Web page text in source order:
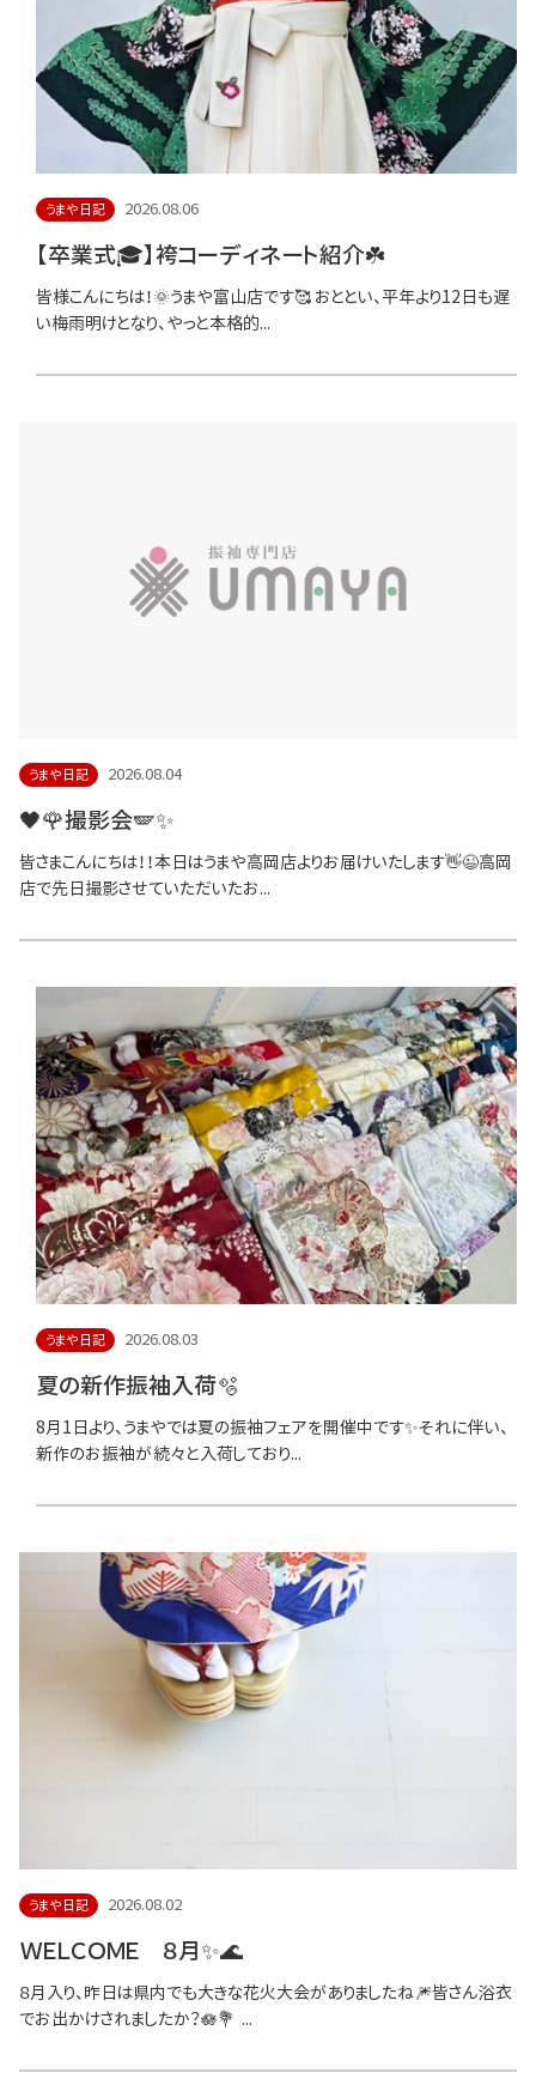
うまや日記 2026.08.06
【卒業式🎓】袴コーディネート紹介☘️
皆様こんにちは！🌞うまや富山店です🥰 おととい、平年より12日も遅
い梅雨明けとなり、やっと本格的...
うまや日記 2026.08.04
🖤🌹撮影会🪽✨
皆さまこんにちは！！本日はうまや高岡店よりお届けいたします👋😉高岡
店で先日撮影させていただいたお...
うまや日記 2026.08.03
夏の新作振袖入荷🫧
8月1日より、うまやでは夏の振袖フェアを開催中です✨それに伴い、
新作のお振袖が続々と入荷しており...
うまや日記 2026.08.02
ＷＥＬＣＯＭＥ ８月✨🌊
８月入り、昨日は県内でも大きな花火大会がありましたね🎆皆さん浴衣
でお出かけされましたか？🪷💐 ...